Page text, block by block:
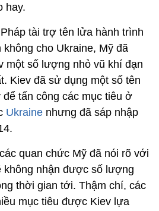
hay.
tài trợ tên lửa hành trình
cho Ukraine, Mỹ đã
một số lượng nhỏ vũ khí đạn
Kiev đã sử dụng một số tên
để tấn công các mục tiêu ở
Ukraine nhưng đã sáp nhập
quan chức Mỹ đã nói rõ với
không nhận được số lượng
thời gian tới. Thậm chí, các
mục tiêu được Kiev lựa